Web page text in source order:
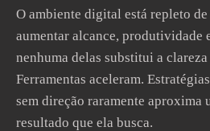
O ambiente digital está repleto de
aumentar alcance, produtividade
nenhuma delas substitui a
Ferramentas aceleram.
sem direção raramente aproxima
resultado que ela busca.